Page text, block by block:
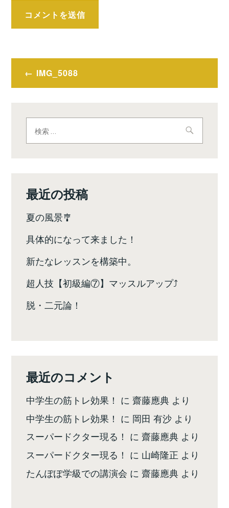
投
稿
ビ
ゲ
ョ
ン
IMG_5088
索:
最近の投稿
夏の風景🎐
具体的になって来ました！
新たなレッスンを構築中。
超人技【初級編⑦】マッスルアップ⤴️
脱・二元論！
最近のコメント
中学生の筋トレ効果！ に齋藤應典 より
中学生の筋トレ効果！ に 岡田 有沙 より
スーパードクター現る！ に齋藤應典 より
スーパードクター現る！ に 山崎隆正 より
たんぽぽ学級での講演会 に齋藤應典 より